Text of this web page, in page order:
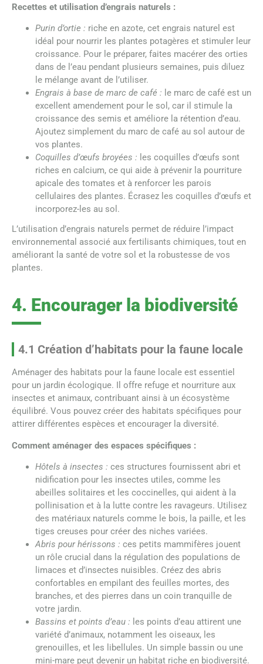
Recettes et utilisation d’engrais naturels :
Purin d’ortie : riche en azote, cet engrais naturel est
idéal pour nourrir les plantes potagères et stimuler leur
croissance. Pour le préparer, faites macérer des orties
dans de l’eau pendant plusieurs semaines, puis diluez
le mélange avant de l’utiliser.
Engrais à base de marc de café : le marc de café est un
excellent amendement pour le sol, car il stimule la
croissance des semis et améliore la rétention d’eau.
Ajoutez simplement du marc de café au sol autour de
vos plantes.
Coquilles d’œufs broyées : les coquilles d’œufs sont
riches en calcium, ce qui aide à prévenir la pourriture
apicale des tomates et à renforcer les parois
cellulaires des plantes. Écrasez les coquilles d’œufs et
incorporez-les au sol.
L’utilisation d’engrais naturels permet de réduire l’impact
environnemental associé aux fertilisants chimiques, tout en
améliorant la santé de votre sol et la robustesse de vos
plantes.
4. Encourager la biodiversité
4.1 Création d’habitats pour la faune locale
Aménager des habitats pour la faune locale est essentiel
pour un jardin écologique. Il offre refuge et nourriture aux
insectes et animaux, contribuant ainsi à un écosystème
équilibré. Vous pouvez créer des habitats spécifiques pour
attirer différentes espèces et encourager la diversité.
Comment aménager des espaces spécifiques :
Hôtels à insectes : ces structures fournissent abri et
nidification pour les insectes utiles, comme les
abeilles solitaires et les coccinelles, qui aident à la
pollinisation et à la lutte contre les ravageurs. Utilisez
des matériaux naturels comme le bois, la paille, et les
tiges creuses pour créer des niches variées.
Abris pour hérissons : ces petits mammifères jouent
un rôle crucial dans la régulation des populations de
limaces et d’insectes nuisibles. Créez des abris
confortables en empilant des feuilles mortes, des
branches, et des pierres dans un coin tranquille de
votre jardin.
Bassins et points d’eau : les points d’eau attirent une
variété d’animaux, notamment les oiseaux, les
grenouilles, et les libellules. Un simple bassin ou une
mini-mare peut devenir un habitat riche en biodiversité.